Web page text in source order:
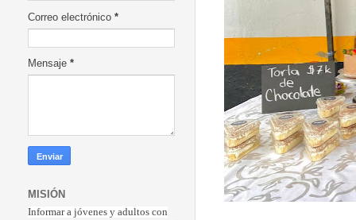
Correo electrónico *
Mensaje *
MISIÓN
Informar a jóvenes y adultos con